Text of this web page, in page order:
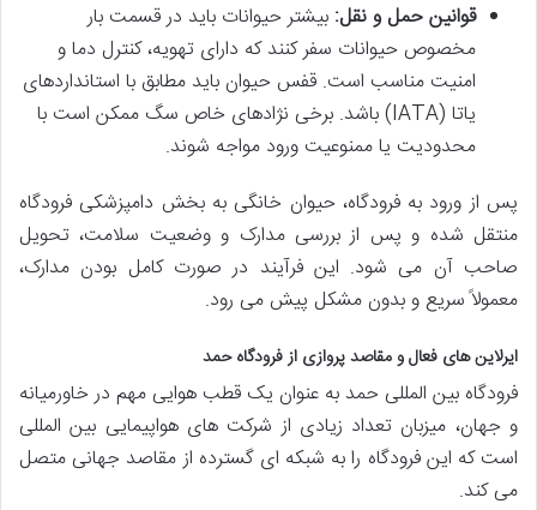
قوانین حمل و نقل: بیشتر حیوانات باید در قسمت بار
مخصوص حیوانات سفر کنند که دارای تهویه، کنترل دما و
امنیت مناسب است. قفس حیوان باید مطابق با استانداردهای
یاتا (IATA) باشد. برخی نژادهای خاص سگ ممکن است با
محدودیت یا ممنوعیت ورود مواجه شوند.
پس از ورود به فرودگاه، حیوان خانگی به بخش دامپزشکی فرودگاه
منتقل شده و پس از بررسی مدارک و وضعیت سلامت، تحویل
صاحب آن می شود. این فرآیند در صورت کامل بودن مدارک،
معمولاً سریع و بدون مشکل پیش می رود.
ایرلاین های فعال و مقاصد پروازی از فرودگاه حمد
فرودگاه بین المللی حمد به عنوان یک قطب هوایی مهم در خاورمیانه
و جهان، میزبان تعداد زیادی از شرکت های هواپیمایی بین المللی
است که این فرودگاه را به شبکه ای گسترده از مقاصد جهانی متصل
می کند.